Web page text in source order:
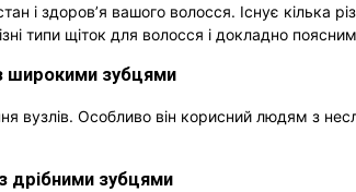
здоров’я вашого волосся. Існує кілька
типи щіток для волосся і докладно
широкими зубцями
вузлів. Особливо він корисний людям з
дрібними зубцями